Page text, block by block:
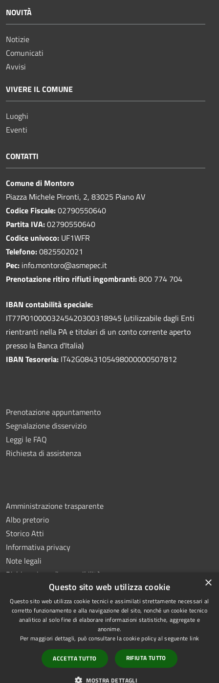
NOVITÀ
Notizie
Comunicati
Avvisi
VIVERE IL COMUNE
Luoghi
Eventi
CONTATTI
Comune di Montoro
Piazza Michele Pironti, 2, 83025 Piano AV
Codice Fiscale:02790550640
Partita IVA:02790550640
Codice univoco: UF1WFR
Telefono:0825502021
Pec: info.montoro@asmepec.it
Prenotazione ritiro rifiuti ingombranti:800 774 704
IBAN contabilità speciale:
IT77P0100003245420300318945 (utilizzabile dagli Enti
rientranti nella PA e titolari di un conto corrente aperto
presso la Banca d'Italia)
IBAN Tesoreria: IT42G0843105498000000507812
Prenotazione appuntamento
Segnalazione disservizio
Leggi le FAQ
Richiesta di assistenza
Amministrazione trasparente
Albo pretorio
Storico Atti
Informativa privacy
Note legali
Dichiarazione di accessibilità
RSS
Accessibilità
Copyright © 2026 • Comune di
Montoro • Powered by
Municipium•Accesso
redazione
×
Questo sito web utilizza cookie
Questo sito web utilizza cookie tecnici e assimilati strettamente necessari al
corretto funzionamento e alla navigazione del sito, nonché un cookie tecnico
analitico al solo fine di elaborare informazioni statistiche, aggregate e
anonime.
Per maggiori dettagli, può consultare la cookie policy al seguente link
ACCETTA TUTTO RIFIUTA TUTTO
MOSTRA DETTAGLI